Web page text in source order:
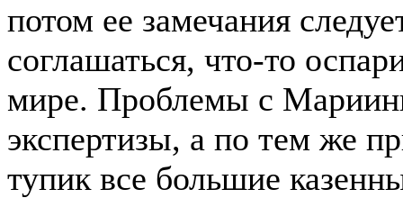
потом ее замечания
соглашаться, что-то
мире. Проблемы с
экспертизы, а по тем же
тупик все большие